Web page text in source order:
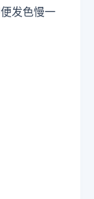
发色慢一